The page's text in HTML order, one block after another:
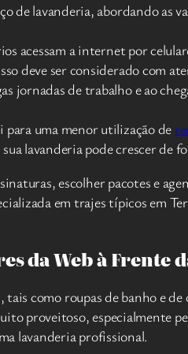
de lavanderia, abordando as
acessam a internet por
deve ser considerado com
jornadas de trabalho e ao
para uma menor utilização de
lavanderia pode crescer de
escolher pacotes e
em trajes típicos em
da Web à Frente
como roupas de banho e
proveitoso, especialmente
lavanderia profissional.